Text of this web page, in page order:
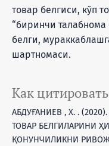
товар белгиси, кўп
“биринчи
белги,
шартномаси.
Как цитировать
АБДУҒАНИЕВ , Х. .
ТОВАР БЕЛГИЛАРИНИ
ҚОНУНЧИЛИКНИ